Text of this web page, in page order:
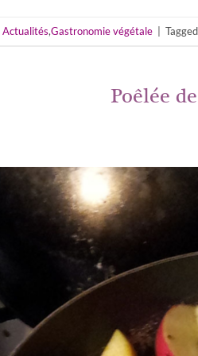
Actualités,Gastronomie végétale Tagged
Poêlée